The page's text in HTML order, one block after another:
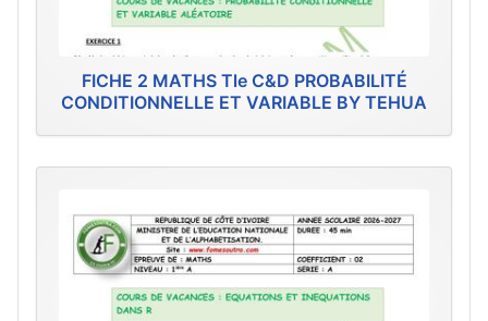
FICHE 2 MATHS Tle C&D PROBABILITÉ
CONDITIONNELLE ET VARIABLE BY TEHUA